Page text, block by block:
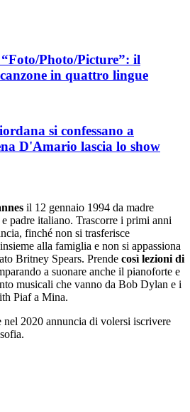
Photo/Picture”: il
in quattro lingue
si confessano a
D'Amario lascia lo show
il 12 gennaio 1994 da madre
padre italiano. Trascorre i primi anni
finché non si trasferisce
insieme alla famiglia e non si appassiona
Britney Spears. Prende così lezioni di
a suonare anche il pianoforte e
musicali che vanno da Bob Dylan e i
Piaf a Mina.
nel 2020 annuncia di volersi iscrivere